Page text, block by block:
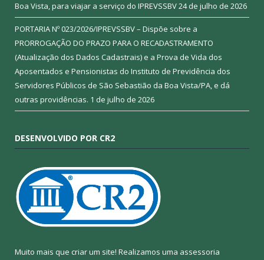
Boa Vista, para viajar a serviço do IPREVSSBV24 de julho de 2026
PORTARIA Nº 023/2026/IPREVSSBV – Dispõe sobre a
PRORROGAÇÃO DO PRAZO PARA O RECADASTRAMENTO
(Atualização dos Dados Cadastrais) e a Prova de Vida dos
Aposentados e Pensionistas do Instituto de Previdência dos
Servidores Públicos de São Sebastião da Boa Vista/PA, e dá
outras providências. 1 de julho de 2026
DESENVOLVIDO POR CR2
Muito mais que criar um site! Realizamos uma assessoria